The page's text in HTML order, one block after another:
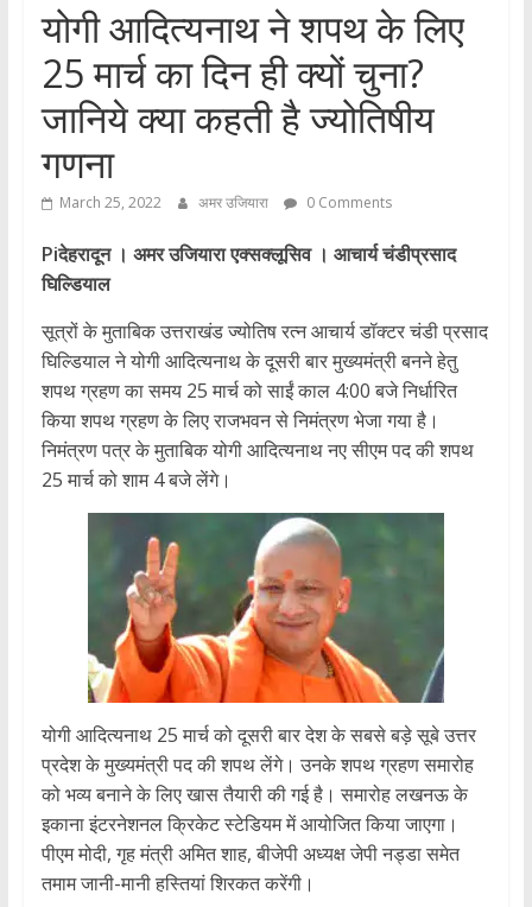
योगी आदित्यनाथ ने शपथ के लिए
25 मार्च का दिन ही क्यों चुना?
जानिये क्या कहती है ज्योतिषीय
गणना
March 25, 2022 अमर उजियारा 0 Comments
Piदेहरादून । अमर उजियारा एक्सक्लूसिव । आचार्य चंडीप्रसाद
घिल्डियाल
सूत्रों के मुताबिक उत्तराखंड ज्योतिष रत्न आचार्य डॉक्टर चंडी प्रसाद
घिल्डियाल ने योगी आदित्यनाथ के दूसरी बार मुख्यमंत्री बनने हेतु
शपथ ग्रहण का समय 25 मार्च को साईं काल 4:00 बजे निर्धारित
किया शपथ ग्रहण के लिए राजभवन से निमंत्रण भेजा गया है।
निमंत्रण पत्र के मुताबिक योगी आदित्यनाथ नए सीएम पद की शपथ
25 मार्च को शाम 4 बजे लेंगे।
योगी आदित्यनाथ 25 मार्च को दूसरी बार देश के सबसे बड़े सूबे उत्तर
प्रदेश के मुख्यमंत्री पद की शपथ लेंगे। उनके शपथ ग्रहण समारोह
को भव्य बनाने के लिए खास तैयारी की गई है। समारोह लखनऊ के
इकाना इंटरनेशनल क्रिकेट स्टेडियम में आयोजित किया जाएगा।
पीएम मोदी, गृह मंत्री अमित शाह, बीजेपी अध्यक्ष जेपी नड्डा समेत
तमाम जानी-मानी हस्तियां शिरकत करेंगी।